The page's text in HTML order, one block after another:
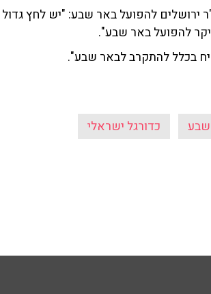
ירושלים להפועל באר שבע: "יש לחץ
להפועל באר שבע".
בכלל להתקרב לבאר שבע".
שבע כדורגל ישראלי